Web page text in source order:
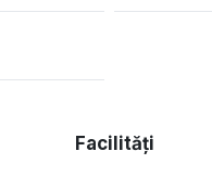
Facilități